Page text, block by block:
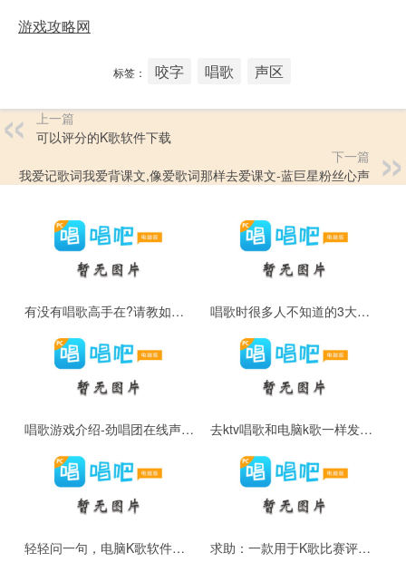
游戏攻略网
标签： 咬字 唱歌 声区
上一篇
可以评分的K歌软件下载
下一篇
我爱记歌词我爱背课文,像爱歌词那样去爱课文-蓝巨星粉丝心声
有没有唱歌高手在?请教如何练习唱出颤音? 唱歌时很多人不知道的3大误区
唱歌游戏介绍-劲唱团在线声控k歌的游戏 去ktv唱歌和电脑k歌一样发挥的方法
轻轻问一句，电脑K歌软件哪个好用? 求助：一款用于K歌比赛评分的软件